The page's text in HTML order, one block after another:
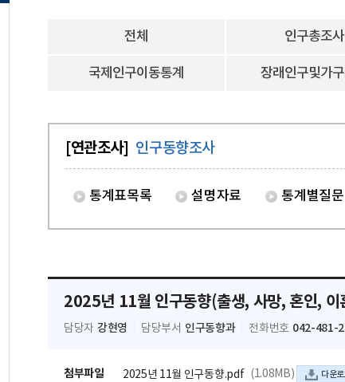
전체 인구총조사
국제인구이동통계 장래인구및가구
[연관조사] 인구동향조사
통계표목록 설명자료 통계별질문
2025년 11월 인구동향(출생, 사망, 혼인, 이
담당자 강현영 담당부서 인구동향과 전화번호 042-481-
첨부파일 2025년 11월 인구동향.pdf (1.08MB) 다운